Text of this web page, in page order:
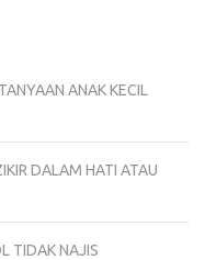
ANAK KECIL
DALAM HATI ATAU
TIDAK NAJIS